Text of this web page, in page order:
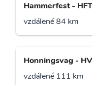
Hammerfest - HFT
vzdálené 84 km
Honningsvag -
vzdálené 111 km